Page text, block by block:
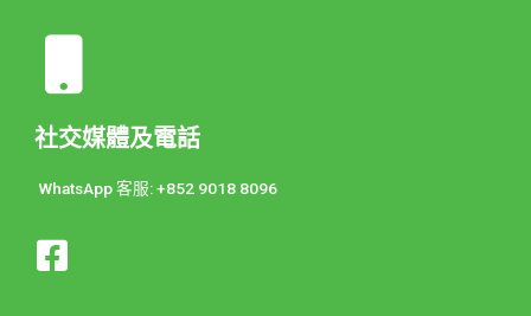
社交媒體及電話
WhatsApp 客服: +852 9018 8096